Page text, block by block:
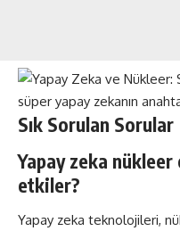
Sık Sorulan Sorular
Yapay zeka
etkiler?
Yapay zeka teknolojileri,